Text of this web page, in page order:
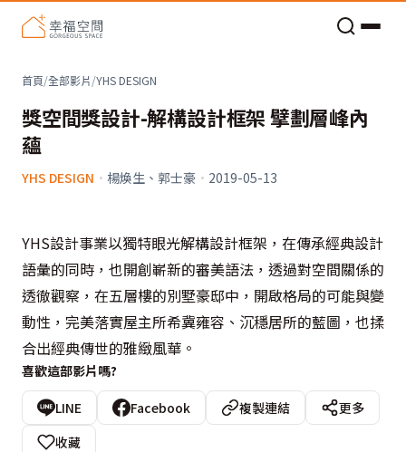
首頁/全部影片/YHS DESIGN
獎空間獎設計-解構設計框架 擘劃層峰內
蘊
YHS DESIGN · 楊煥生、郭士豪 · 2019-05-13
YHS設計事業以獨特眼光解構設計框架，在傳承經典設計
語彙的同時，也開創嶄新的審美語法，透過對空間關係的
透徹觀察，在五層樓的別墅豪邸中，開啟格局的可能與變
動性，完美落實屋主所希冀雍容、沉穩居所的藍圖，也揉
合出經典傳世的雅緻風華。
喜歡這部影片嗎?
LINE Facebook 複製連結
更多
收藏